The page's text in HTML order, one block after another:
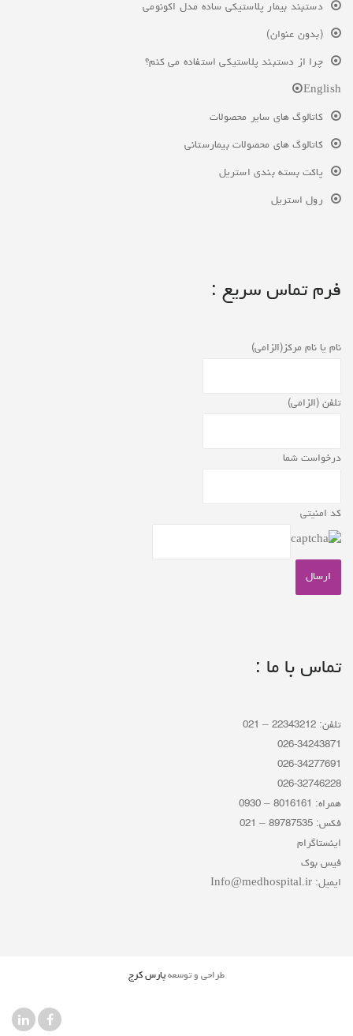
دستبند بیمار پلاستیکی ساده مدل اکونومی
(بدون عنوان)
چرا از دستبند پلاستیکی استفاده می کنم؟
English
کاتالوگ های سایر محصولات
کاتالوگ های محصولات بیمارستانی
پاکت بسته بندی استریل
رول استریل
فرم تماس سریع :
نام یا نام مرکز(الزامی)
تلفن (الزامی)
درخواست شما
کد امنیتی
تماس با ما :
تلفن: 22343212 – 021
026-34243871
026-34277691
026-32746228
همراه: 8016161 – 0930
فکس: 89787535 – 021
اینستاگرام
فیس بوک
ایمیل: Info@medhospital.ir
طراحی و توسعه پارس کرج